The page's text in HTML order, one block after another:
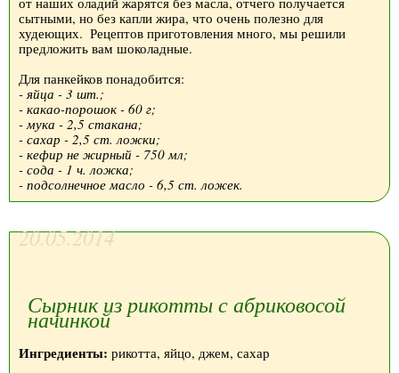
сытными, но без капли жира, что очень полезно для
худеющих. Рецептов приготовления много, мы решили
предложить вам шоколадные.
Для панкейков понадобится:
- яйца - 3 шт.;
- какао-порошок - 60 г;
- мука - 2,5 стакана;
- сахар - 2,5 ст. ложки;
- кефир не жирный - 750 мл;
- сода - 1 ч. ложка;
- подсолнечное масло - 6,5 ст. ложек.
20.05.2014
Сырник из рикотты с абриковосой
начинкой
Ингредиенты: рикотта, яйцо, джем, сахар